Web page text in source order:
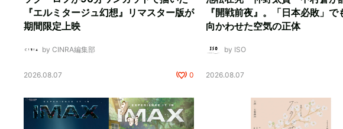
『エルミタージュ幻想』リマスター版が
期間限定上映
by CINRA編集部
2026.08.07 0
『開戦前夜』。「日本必敗」で
向かわせた空気の正体
by ISO
2026.08.07